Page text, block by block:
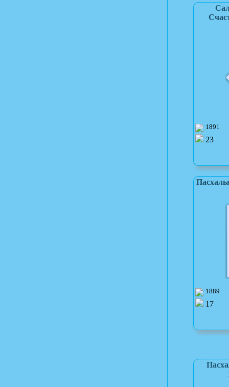
1891
23
1889
17